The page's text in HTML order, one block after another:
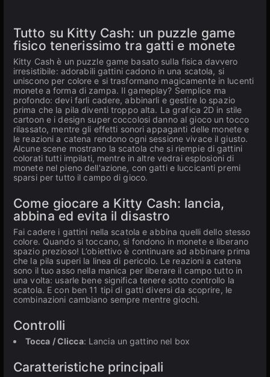
Tutto su Kitty Cash: un puzzle game
fisico tenerissimo tra gatti e monete
Kitty Cash è un puzzle game basato sulla fisica davvero
irresistibile: adorabili gattini cadono in una scatola, si
uniscono per colore e si trasformano magicamente in lucenti
monete a forma di zampa. Il gameplay? Semplice ma
profondo: devi farli cadere, abbinarli e gestire lo spazio
prima che la pila diventi troppo alta. La grafica 2D in stile
cartoon e i design super coccolosi danno al gioco un tocco
rilassato, mentre gli effetti sonori appaganti delle monete e
le reazioni a catena rendono ogni sessione vivace il giusto.
Alcune scene mostrano la scatola che si riempie di gattini
colorati tutti impilati, mentre in altre vedrai esplosioni di
monete nel pieno dell'azione, con gatti e luccicanti premi
sparsi per tutto il campo di gioco.
Come giocare a Kitty Cash: lancia,
abbina ed evita il disastro
Fai cadere i gattini nella scatola e abbina quelli dello stesso
colore. Quando si toccano, si fondono in monete e liberano
spazio prezioso! L’obiettivo è continuare ad abbinare prima
che la pila superi la linea di pericolo. Le reazioni a catena
sono il tuo asso nella manica per liberare il campo tutto in
una volta: usarle bene significa tenere sotto controllo la
scatola. E con ben 11 tipi di gatti diversi da scoprire, le
combinazioni cambiano sempre mentre giochi.
Controlli
Tocca / Clicca: Lancia un gattino nel box
Caratteristiche principali